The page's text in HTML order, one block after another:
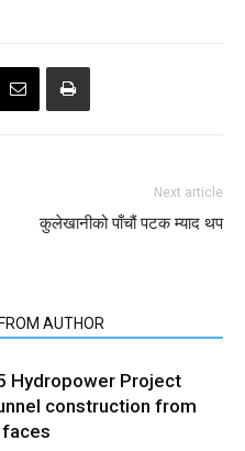
Next article
कुलेखानीको पाँचौं पटक म्याद थप
AUTHOR
Hydropower Project
construction from